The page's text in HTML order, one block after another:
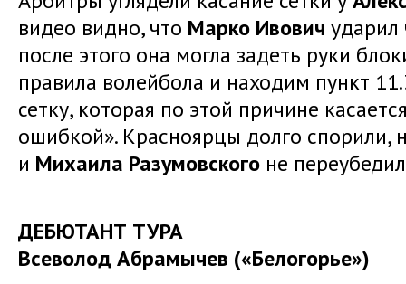
видео видно, что Марко Ивович ударил
после этого она могла задеть руки
правила волейбола и находим пункт
сетку, которая по этой причине
ошибкой». Красноярцы долго спорили,
и Михаила Разумовского не
ДЕБЮТАНТ ТУРА
Всеволод Абрамычев («Белогорье»)